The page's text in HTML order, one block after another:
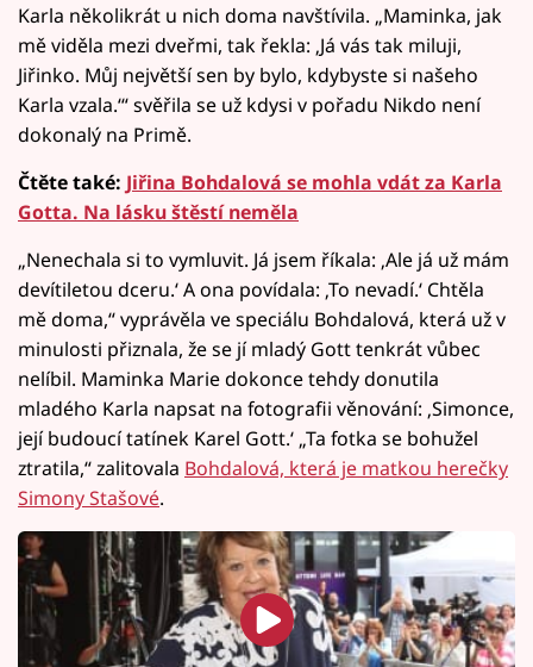
Karla několikrát u nich doma navštívila. „Maminka, jak
mě viděla mezi dveřmi, tak řekla: ‚Já vás tak miluji,
Jiřinko. Můj největší sen by bylo, kdybyste si našeho
Karla vzala.‘“ svěřila se už kdysi v pořadu Nikdo není
dokonalý na Primě.
Čtěte také: Jiřina Bohdalová se mohla vdát za Karla
Gotta. Na lásku štěstí neměla
„Nenechala si to vymluvit. Já jsem říkala: ‚Ale já už mám
devítiletou dceru.‘ A ona povídala: ‚To nevadí.‘ Chtěla
mě doma,“ vyprávěla ve speciálu Bohdalová, která už v
minulosti přiznala, že se jí mladý Gott tenkrát vůbec
nelíbil. Maminka Marie dokonce tehdy donutila
mladého Karla napsat na fotografii věnování: ‚Simonce,
její budoucí tatínek Karel Gott.‘ „Ta fotka se bohužel
ztratila,“ zalitovala Bohdalová, která je matkou herečky
Simony Stašové.